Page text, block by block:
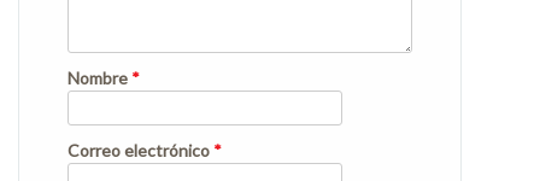
Nombre *
Correo electrónico *